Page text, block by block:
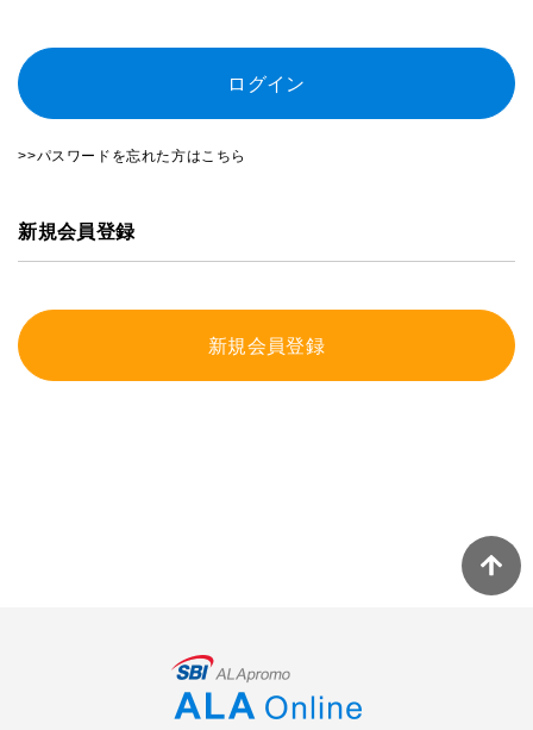
ログイン
>>パスワードを忘れた方はこちら
新規会員登録
新規会員登録